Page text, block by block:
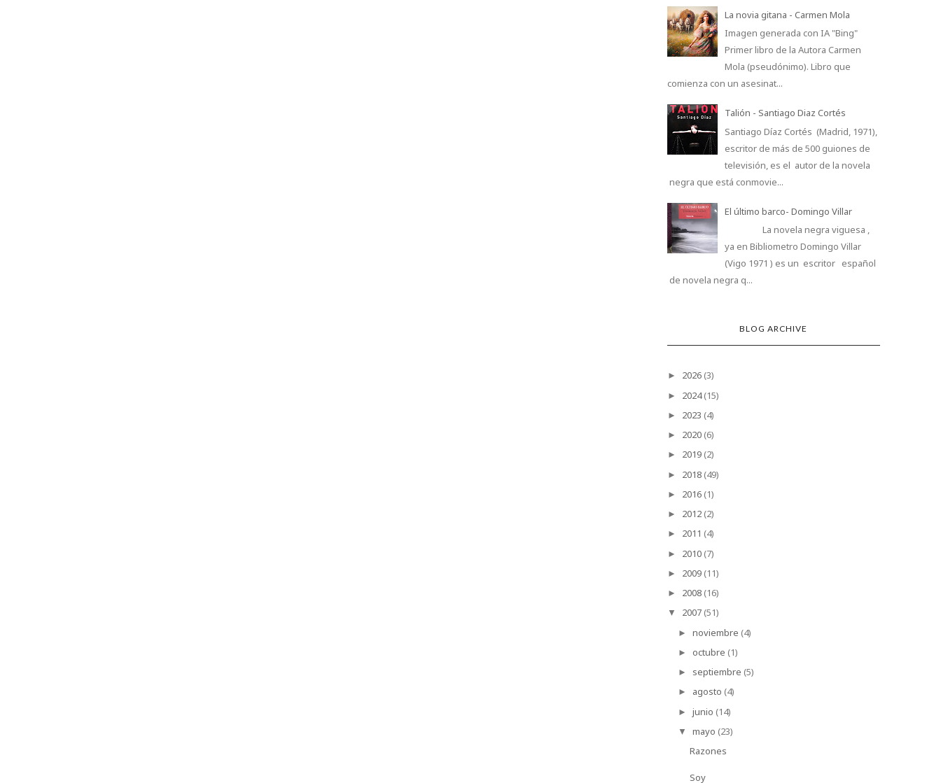
La novia gitana - Carmen Mola
Imagen generada con IA "Bing"
Primer libro de la Autora Carmen
Mola (pseudónimo). Libro que
comienza con un asesinat...
Talión - Santiago Diaz Cortés
Santiago Díaz Cortés (Madrid, 1971),
escritor de más de 500 guiones de
televisión, es el autor de la novela
negra que está conmovie...
El último barco- Domingo Villar
La novela negra viguesa ,
ya en Bibliometro Domingo Villar
(Vigo 1971 ) es un escritor español
de novela negra q...
BLOG ARCHIVE
► 2026 (3)
► 2024 (15)
► 2023 (4)
► 2020 (6)
► 2019 (2)
► 2018 (49)
► 2016 (1)
► 2012 (2)
► 2011 (4)
► 2010 (7)
► 2009 (11)
► 2008 (16)
▼ 2007 (51)
►noviembre (4)
►octubre (1)
► septiembre (5)
► agosto (4)
►junio (14)
▼ mayo (23)
Razones
Soy